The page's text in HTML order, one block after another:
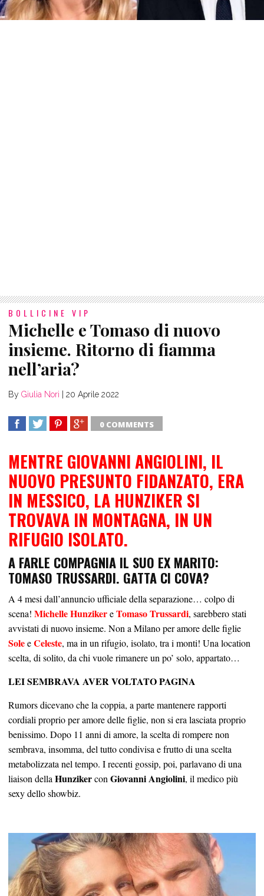
BOLLICINE VIP
Michelle e Tomaso di nuovo
insieme. Ritorno di fiamma
nell’aria?
By Giulia Nori 20 Aprile 2022
0 COMMENTS
MENTRE GIOVANNI ANGIOLINI, IL
NUOVO PRESUNTO FIDANZATO, ERA
IN MESSICO, LA HUNZIKER SI
TROVAVA IN MONTAGNA, IN UN
RIFUGIO ISOLATO.
A FARLE COMPAGNIA IL SUO EX MARITO:
TOMASO TRUSSARDI. GATTA CI COVA?
A 4 mesi dall’annuncio ufficiale della separazione… colpo di
scena! Michelle HunzikereTomaso Trussardi, sarebbero stati
avvistati di nuovo insieme. Non a Milano per amore delle figlie
SoleeCeleste, ma in un rifugio, isolato, tra i monti! Una location
scelta, di solito, da chi vuole rimanere un po’ solo, appartato…
LEI SEMBRAVA AVER VOLTATO PAGINA
Rumors dicevano che la coppia, a parte mantenere rapporti
cordiali proprio per amore delle figlie, non si era lasciata proprio
benissimo. Dopo 11 anni di amore, la scelta di rompere non
sembrava, insomma, del tutto condivisa e frutto di una scelta
metabolizzata nel tempo. I recenti gossip, poi, parlavano di una
liaison dellaHunzikerconGiovanni Angiolini, il medico più
sexy dello showbiz.